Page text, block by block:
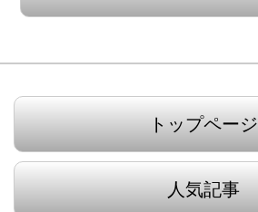
トップページ
人気記事